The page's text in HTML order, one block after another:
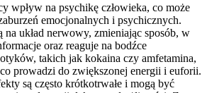
wpływ na psychikę człowieka, co może
emocjonalnych i psychicznych.
na układ nerwowy, zmieniając sposób, w
oraz reaguje na bodźce
takich jak kokaina czy amfetamina,
prowadzi do zwiększonej energii i euforii.
są często krótkotrwałe i mogą być